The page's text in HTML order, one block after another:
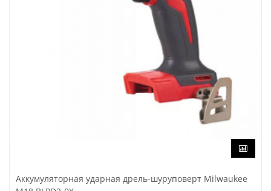
Аккумуляторная ударная дрель-шуруповерт Milwaukee